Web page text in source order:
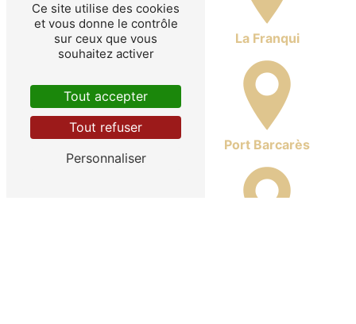
Ayguades La Franqui
Leucate Port Barcarès
Ce site utilise des cookies
et vous donne le contrôle
sur ceux que vous
souhaitez activer
Tout accepter
Tout refuser
Personnaliser